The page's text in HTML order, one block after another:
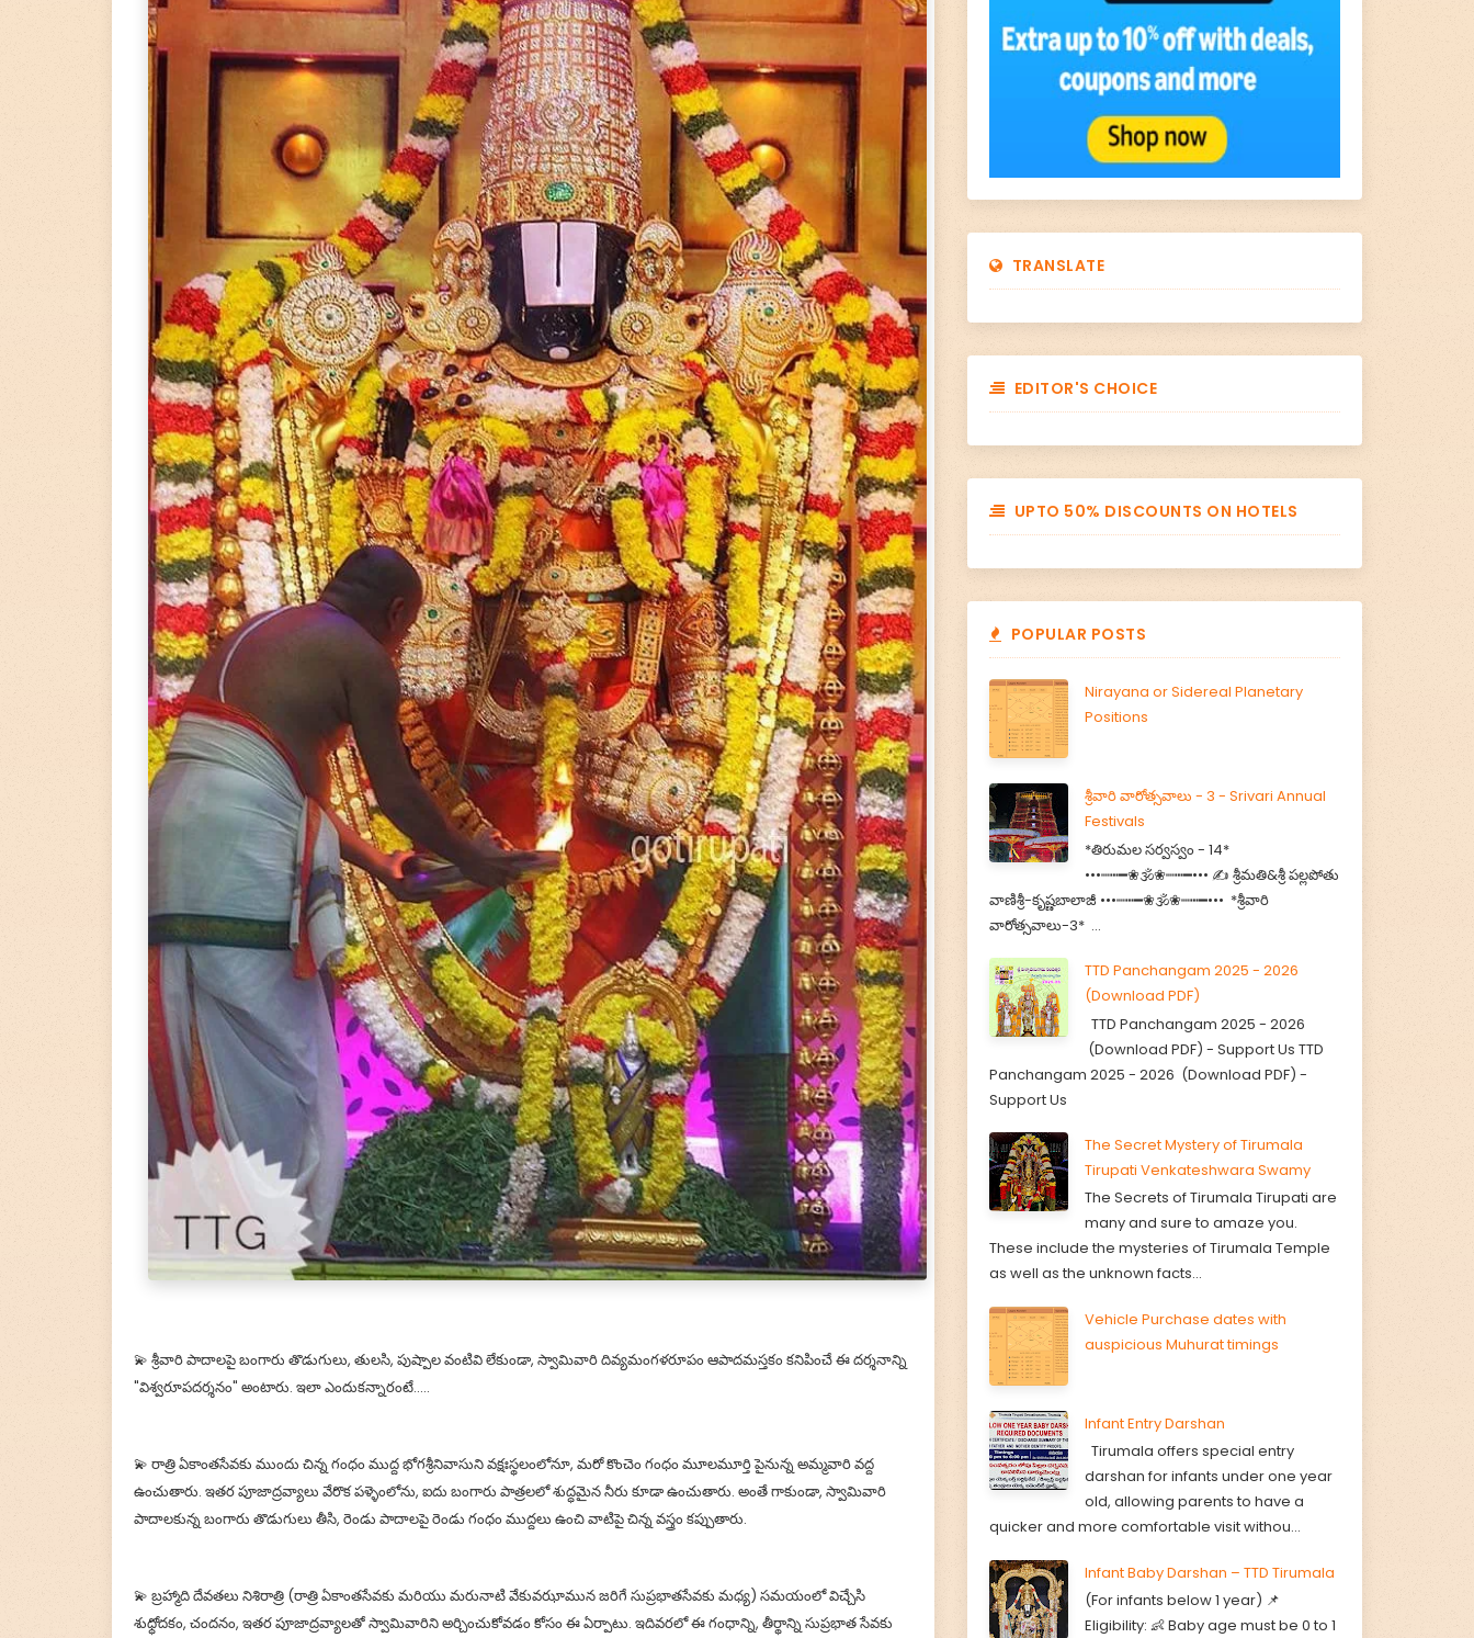
💫 శ్రీవారి పాదాలపై బంగారు తొడుగులు, తులసి, పుష్పాల వంటివి లేకుండా, స్వామివారి దివ్యమంగళరూపం ఆపాదమస్తకం కనిపించే ఈ దర్శనాన్ని
"విశ్వరూపదర్శనం" అంటారు. ఇలా ఎందుకన్నారంటే.....
💫 రాత్రి ఏకాంతసేవకు ముందు చిన్న గంధం ముద్ద భోగశ్రీనివాసుని వక్షఃస్థలంలోనూ, మరో కొంచెం గంధం మూలమూర్తి పైనున్న అమ్మవారి వద్ద
ఉంచుతారు. ఇతర పూజాద్రవ్యాలు వేరొక పళ్ళెంలోను, ఐదు బంగారు పాత్రలలో శుద్ధమైన నీరు కూడా ఉంచుతారు. అంతే గాకుండా, స్వామివారి
పాదాలకున్న బంగారు తొడుగులు తీసి, రెండు పాదాలపై రెండు గంధం ముద్దలు ఉంచి వాటిపై చిన్న వస్త్రం కప్పుతారు.
💫 బ్రహ్మాది దేవతలు నిశిరాత్రి (రాత్రి ఏకాంతసేవకు మరియు మరునాటి వేకువఝామున జరిగే సుప్రభాతసేవకు మధ్య) సమయంలో విచ్చేసి
శుధ్ధోదకం, చందనం, ఇతర పూజాద్రవ్యాలతో స్వామివారిని అర్చించుకోవడం కోసం ఈ ఏర్పాటు. ఇదివరలో ఈ గంధాన్ని, తీర్థాన్ని సుప్రభాత సేవకు
TRANSLATE
EDITOR'S CHOICE
UPTO 50% DISCOUNTS ON HOTELS
POPULAR POSTS
Nirayana or Sidereal Planetary
Positions
శ్రీవారి వారోత్సవాలు - 3 - Srivari Annual
Festivals
*తిరుమల సర్వస్వం - 14*
•••┉┅━❀🕉️❀┉┅━••• ✍️ శ్రీమతి&శ్రీ పల్లపోతు
వాణిశ్రీ-కృష్ణబాలాజీ •••┉┅━❀🕉️❀┉┅━••• *శ్రీవారి
వారోత్సవాలు-3* ...
TTD Panchangam 2025 - 2026
(Download PDF)
TTD Panchangam 2025 - 2026
(Download PDF) - Support Us TTD
Panchangam 2025 - 2026 (Download PDF) -
Support Us
The Secret Mystery of Tirumala
Tirupati Venkateshwara Swamy
The Secrets of Tirumala Tirupati are
many and sure to amaze you.
These include the mysteries of Tirumala Temple
as well as the unknown facts...
Vehicle Purchase dates with
auspicious Muhurat timings
Infant Entry Darshan
Tirumala offers special entry
darshan for infants under one year
old, allowing parents to have a
quicker and more comfortable visit withou...
Infant Baby Darshan – TTD Tirumala
(For infants below 1 year) 📌
Eligibility: 👶 Baby age must be 0 to 1
!! Om Namo Venkatesaya !! Thanks for your support
🙏 Donate Now!